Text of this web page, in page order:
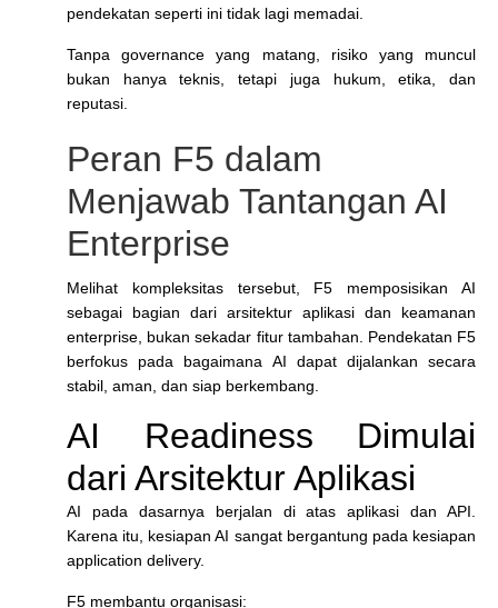
pendekatan seperti ini tidak lagi memadai.
Tanpa governance yang matang, risiko yang muncul
bukan hanya teknis, tetapi juga hukum, etika, dan
reputasi.
Peran F5 dalam
Menjawab Tantangan AI
Enterprise
Melihat kompleksitas tersebut, F5 memposisikan AI
sebagai bagian dari arsitektur aplikasi dan keamanan
enterprise, bukan sekadar fitur tambahan. Pendekatan F5
berfokus pada bagaimana AI dapat dijalankan secara
stabil, aman, dan siap berkembang.
AI Readiness Dimulai
dari Arsitektur Aplikasi
AI pada dasarnya berjalan di atas aplikasi dan API.
Karena itu, kesiapan AI sangat bergantung pada kesiapan
application delivery.
F5 membantu organisasi: